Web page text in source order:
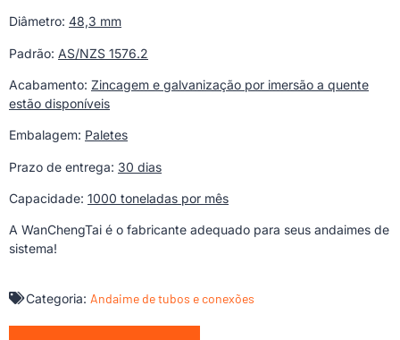
Diâmetro: 48,3 mm
Padrão: AS/NZS 1576.2
Acabamento: Zincagem e galvanização por imersão a quente
estão disponíveis
Embalagem: Paletes
Prazo de entrega: 30 dias
Capacidade: 1000 toneladas por mês
A WanChengTai é o fabricante adequado para seus andaimes de
sistema!
Categoria: Andaime de tubos e conexões